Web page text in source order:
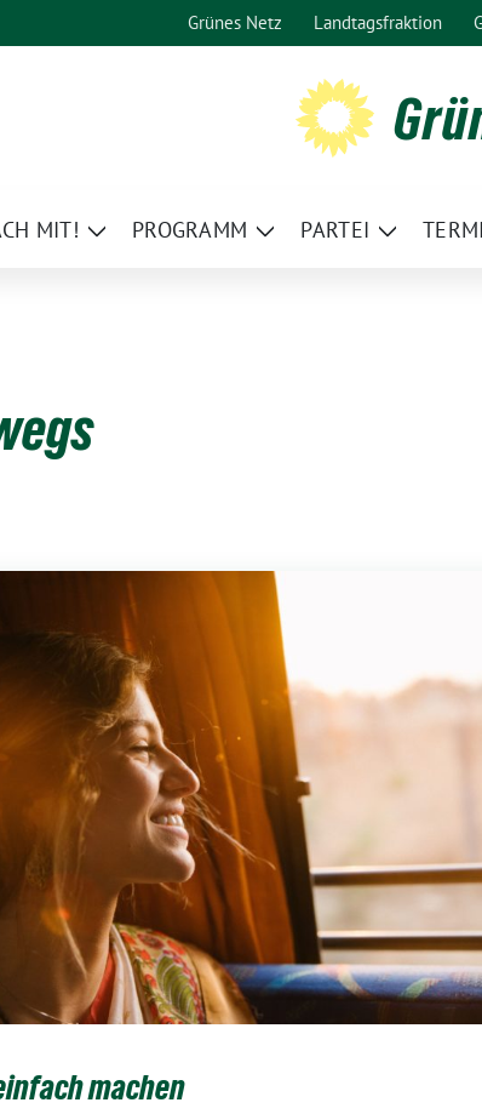
Grünes Netz Landtagsfraktion
MIT!
Zeige
PROGRAMM
Zeige
PARTEI
Zeige
machen